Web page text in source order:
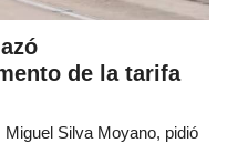
de la tarifa
Silva Moyano, pidió